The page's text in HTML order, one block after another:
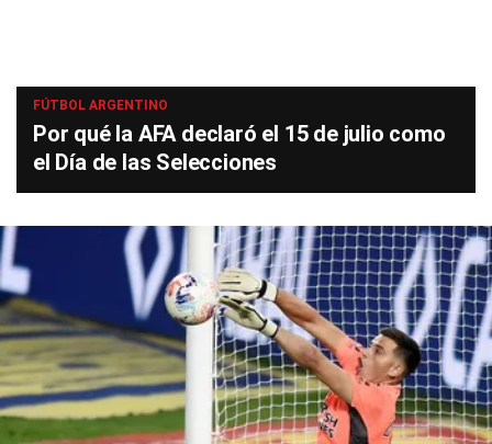
FÚTBOL ARGENTINO
Por qué la AFA declaró el 15 de julio como
el Día de las Selecciones